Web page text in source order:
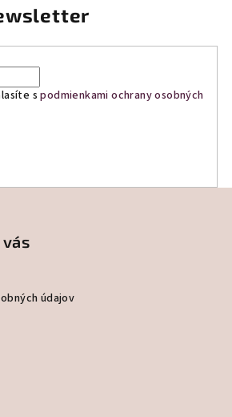
spodmienkami ochrany osobných
údajov